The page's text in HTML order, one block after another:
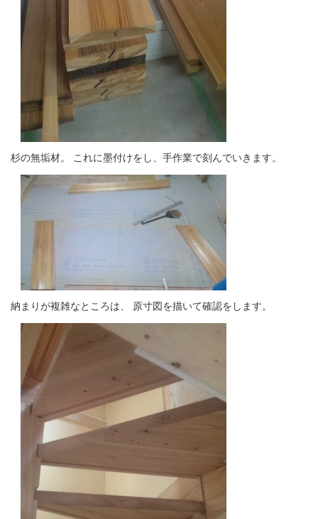
杉の無垢材。 これに墨付けをし、手作業で刻んでいきます。
納まりが複雑なところは、 原寸図を描いて確認をします。